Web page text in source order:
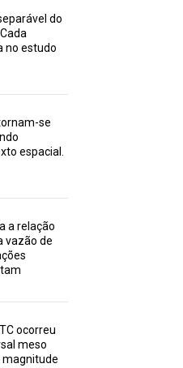
do
no estudo
se
espacial.
a relação
vazão de
ocorreu
meso
magnitude